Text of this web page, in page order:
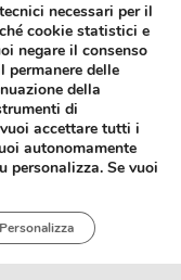
DICONO DI NOI
VIDEO
Affari Miei S.r.l. - P.
Ferrucci n.112 -
-Cookie Policy
necessari per il
cookie statistici e
negare il consenso
delle
della
di
accettare tutti i
autonomamente
personalizza. Se vuoi
Personalizza